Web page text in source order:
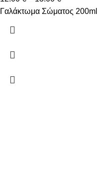
Γαλάκτωμα Σώματος